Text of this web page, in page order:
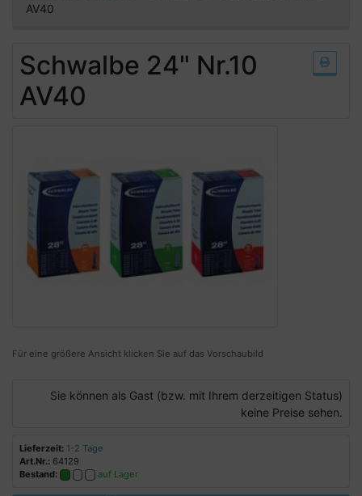
AV40
Schwalbe 24" Nr.10
AV40
Für eine größere Ansicht klicken Sie auf das Vorschaubild
Sie können als Gast (bzw. mit Ihrem derzeitigen Status)
keine Preise sehen.
Lieferzeit: 1-2 Tage
Art.Nr.: 64129
Bestand:
auf Lager